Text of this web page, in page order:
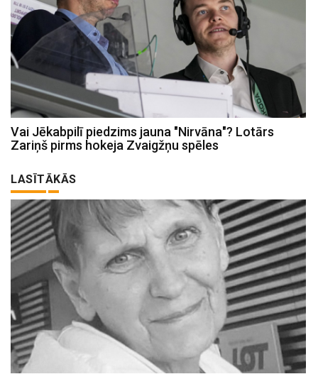
Vai Jēkabpilī piedzims jauna "Nirvāna"? Lotārs
Zariņš pirms hokeja Zvaigžņu spēles
LASĪTĀKĀS